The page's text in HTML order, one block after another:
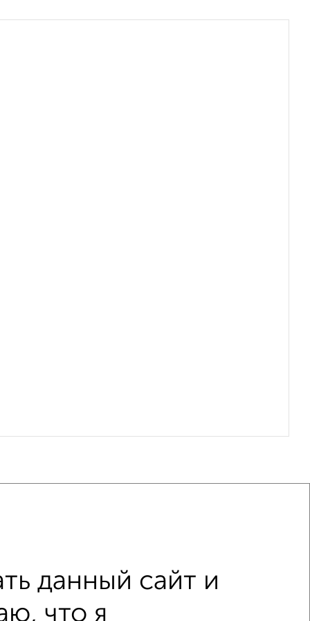
на первом этаже
с центральным отоплением
данный сайт и
что я